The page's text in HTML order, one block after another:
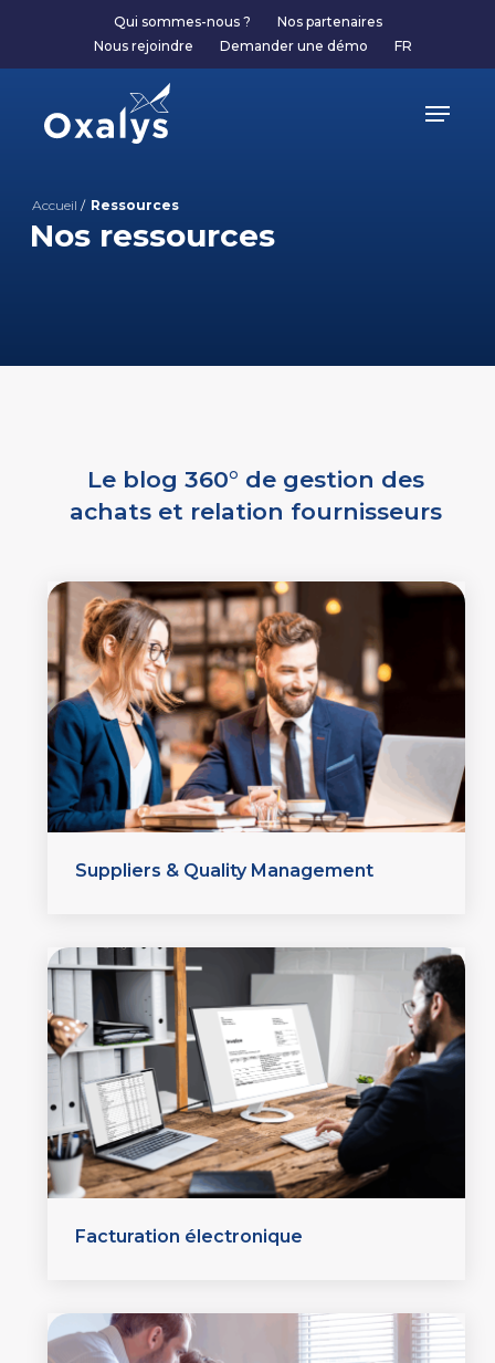
Qui sommes-nous ?
Nos partenaires
Nous rejoindre
Demander une démo FR
Menu
Accueil / Ressources
Nos ressources
Le blog 360° de gestion des
achats et relation fournisseurs
Suppliers & Quality Management
Facturation électronique